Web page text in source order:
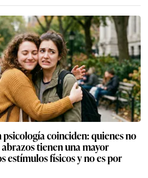
psicología coinciden: quienes no
tienen una mayor
estímulos físicos y no es por